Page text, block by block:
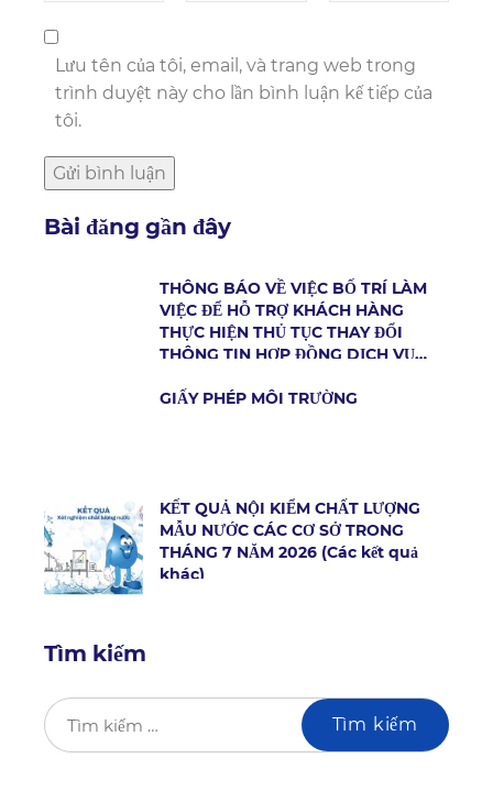
Lưu tên của tôi, email, và trang web trong
trình duyệt này cho lần bình luận kế tiếp của
tôi.
Bài đăng gần đây
THÔNG BÁO VỀ VIỆC BỐ TRÍ LÀM
VIỆC ĐỂ HỖ TRỢ KHÁCH HÀNG
THỰC HIỆN THỦ TỤC THAY ĐỔI
THÔNG TIN HỢP ĐỒNG DỊCH VỤ
GIẤY PHÉP MÔI TRƯỜNG
KẾT QUẢ NỘI KIỂM CHẤT LƯỢNG
MẪU NƯỚC CÁC CƠ SỞ TRONG
THÁNG 7 NĂM 2026 (Các kết quả
khác)
Tìm kiếm